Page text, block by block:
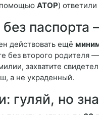
помощью АТОР)
паспорта
действовать ещё
без второго родителя
захватите
а не украденный.
гуляй, но